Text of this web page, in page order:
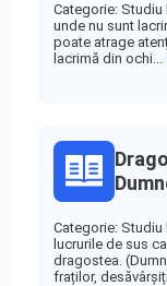
Categorie: Studiu
unde nu sunt
poate atrage
lacrimă din ochi...
Categorie:
lucrurile de sus
dragostea.
fraților,